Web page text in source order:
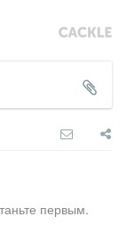
первым.